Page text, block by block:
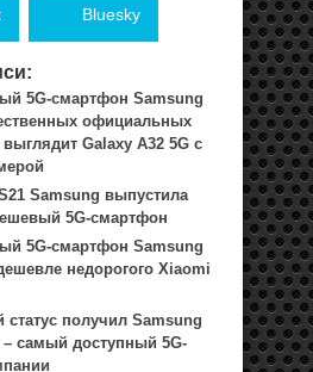
Bluesky
5G-смартфон Samsung
официальных
Galaxy A32 5G с
Samsung выпустила
5G-смартфон
5G-смартфон Samsung
недорогого Xiaomi
получил Samsung
– самый доступный 5G-